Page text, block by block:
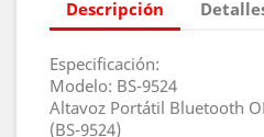
Descripción
Especificación:
Modelo: BS-9524
Altavoz Portátil Bluetooth
(BS-9524)